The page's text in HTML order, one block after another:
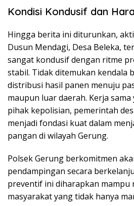
Kondisi Kondusif dan
Hingga berita ini diturunkan,
Dusun Mendagi, Desa Beleka,
sangat kondusif dengan ritme
stabil. Tidak ditemukan kendala
distribusi hasil panen menuju
maupun luar daerah. Kerja
pihak kepolisian, pemerintah
menjadi fondasi kuat dalam
pangan di wilayah Gerung.
Polsek Gerung berkomitmen
pendampingan secara
preventif ini diharapkan mampu
masyarakat yang tidak hanya